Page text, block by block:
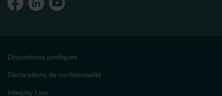
Dispositions juridiques
Déclarations de confidentialité
Integrity Line